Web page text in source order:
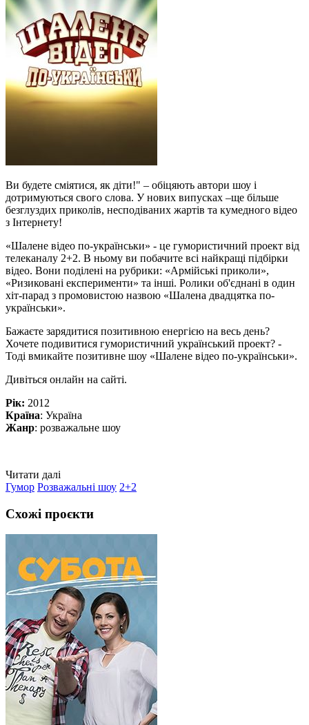
Ви будете сміятися, як діти!" – обіцяють автори шоу і
дотримуються свого слова. У нових випусках –ще більше
безглуздих приколів, несподіваних жартів та кумедного відео
з Інтернету!
«Шалене відео по-українськи» - це гумористичний проект від
телеканалу 2+2. В ньому ви побачите всі найкращі підбірки
відео. Вони поділені на рубрики: «Армійські приколи»,
«Ризиковані експерименти» та інші. Ролики об'єднані в один
хіт-парад з промовистою назвою «Шалена двадцятка по-
українськи».
Бажаєте зарядитися позитивною енергією на весь день?
Хочете подивитися гумористичний український проект? -
Тоді вмикайте позитивне шоу «Шалене відео по-українськи».
Дивіться онлайн на сайті.
Рік: 2012
Країна: Україна
Жанр: розважальне шоу
Читати далі
Гумор Розважальні шоу 2+2
Схожі проєкти